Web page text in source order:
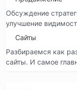
Обсуждение
улучшение
Сайты
Разбираемся как
сайты. И самое